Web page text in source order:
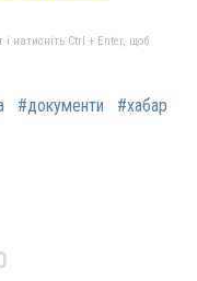
натисніть Ctrl + Enter, щоб
#документи
#хабар